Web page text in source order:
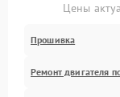
Цены
Прошивка
Ремонт двигателя